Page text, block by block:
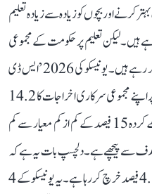
کرنے اور بچوں کو زیادہ سے زیادہ تعلیم
لیکن تعلیم پر حکومت کے مجموعی
اخراجات کے اعداد و شمار مختلف تصویر پیش کر رہے ہیں۔ یونیسکو کی 2026 ’ایس ڈی
جی 4 اسکور بورڈ‘ کے مطابق ہندوستان تعلیم پر اپنے مجموعی سرکاری اخراجات کا 14.2
فیصد حصہ خرچ کر رہا ہے۔ یہ یونیسکو کے طے کردہ 15 فیصد کے کم از کم معیار سے کم
سے پیچھے ہے۔ دلچسپ بات یہ ہے کہ
جی ڈی پی کے حساب سے ہندوستان تعلیم پر 4.1 فیصد خرچ کر رہا ہے۔ یہ یونیسکو کے 4